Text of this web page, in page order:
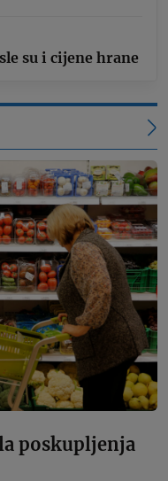
su i cijene hrane
poskupljenja